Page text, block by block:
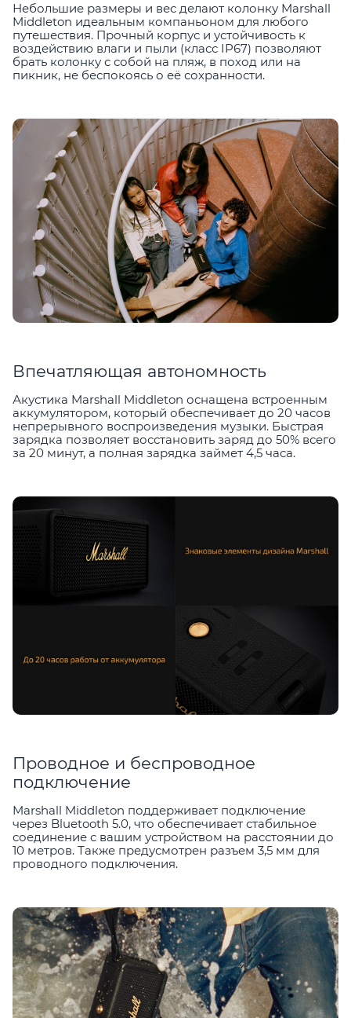
Небольшие размеры и вес делают колонку Marshall
Middleton идеальным компаньоном для любого
путешествия. Прочный корпус и устойчивость к
воздействию влаги и пыли (класс IP67) позволяют
брать колонку с собой на пляж, в поход или на
пикник, не беспокоясь о её сохранности.
Впечатляющая автономность
Акустика Marshall Middleton оснащена встроенным
аккумулятором, который обеспечивает до 20 часов
непрерывного воспроизведения музыки. Быстрая
зарядка позволяет восстановить заряд до 50% всего
за 20 минут, а полная зарядка займет 4,5 часа.
Проводное и беспроводное
подключение
Marshall Middleton поддерживает подключение
через Bluetooth 5.0, что обеспечивает стабильное
соединение с вашим устройством на расстоянии до
10 метров. Также предусмотрен разъем 3,5 мм для
проводного подключения.